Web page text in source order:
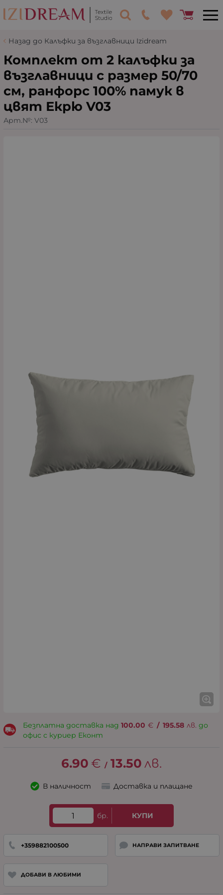
Назад до Калъфки за възглавници Izidream
Комплект от 2 калъфки за
възглавници с размер 50/70
см, ранфорс 100% памук в
цвят Екрю V03
Арт.№: V03
Безплатна доставка над 100.00 € / 195.58 лв. до
офис с куриер Еконт
6.90 € / 13.50 лв.
В наличност Доставка и плащане
бр. КУПИ
+359882100500 НАПРАВИ ЗАПИТВАНЕ
ДОБАВИ В ЛЮБИМИ